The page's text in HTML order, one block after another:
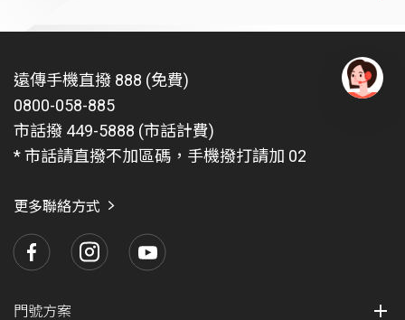
遠傳手機直撥 888 (免費)
0800-058-885
市話撥 449-5888 (市話計費)
* 市話請直撥不加區碼，手機撥打請加 02
更多聯絡方式
門號方案